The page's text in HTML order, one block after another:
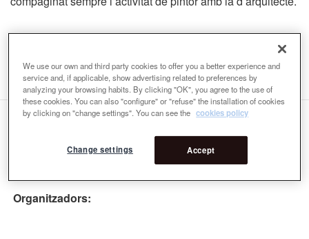
espanol-arquitectes.com/joaquim-espanol
Organitzadors:
We use our own and third party cookies to offer you a better experience and
service and, if applicable, show advertising related to preferences by
analyzing your browsing habits. By clicking "OK", you agree to the use of
these cookies. You can also "configure" or "refuse" the installation of cookies
by clicking on "change settings". You can see the cookies policy
Accept
Change settings